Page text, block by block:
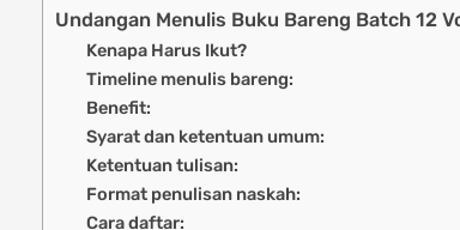
Undangan Menulis Buku Bareng Batch 12
Kenapa Harus Ikut?
Timeline menulis bareng:
Benefit:
Syarat dan ketentuan umum:
Ketentuan tulisan:
Format penulisan naskah:
Cara daftar: